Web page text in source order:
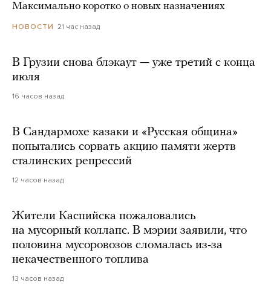
Максимально коротко о новых назначениях
НОВОСТИ 21 час назад
В Грузии снова блэкаут — уже третий с конца
июля
16 часов назад
В Сандармохе казаки и «Русская община»
попытались сорвать акцию памяти жертв
сталинских репрессий
12 часов назад
Жители Каспийска пожаловались
на мусорный коллапс. В мэрии заявили, что
половина мусоровозов сломалась из-за
некачественного топлива
13 часов назад